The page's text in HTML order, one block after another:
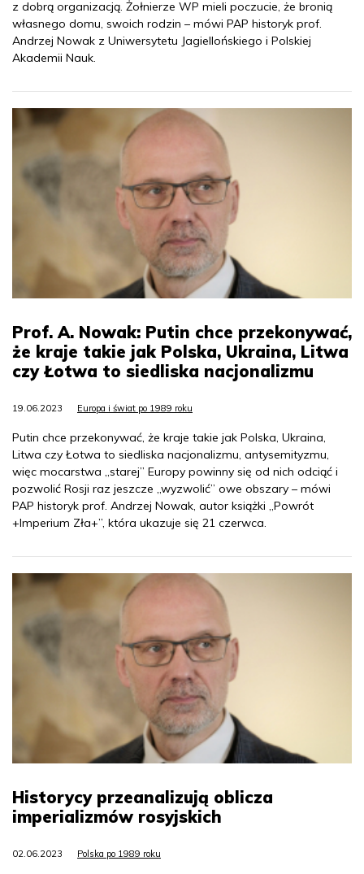
z dobrą organizacją. Żołnierze WP mieli poczucie, że bronią
własnego domu, swoich rodzin – mówi PAP historyk prof.
Andrzej Nowak z Uniwersytetu Jagiellońskiego i Polskiej
Akademii Nauk.
Prof. A. Nowak: Putin chce przekonywać,
że kraje takie jak Polska, Ukraina, Litwa
czy Łotwa to siedliska nacjonalizmu
19.06.2023 Europa i świat po 1989 roku
Putin chce przekonywać, że kraje takie jak Polska, Ukraina,
Litwa czy Łotwa to siedliska nacjonalizmu, antysemityzmu,
więc mocarstwa „starej” Europy powinny się od nich odciąć i
pozwolić Rosji raz jeszcze „wyzwolić” owe obszary – mówi
PAP historyk prof. Andrzej Nowak, autor książki „Powrót
+Imperium Zła+”, która ukazuje się 21 czerwca.
Historycy przeanalizują oblicza
imperializmów rosyjskich
02.06.2023 Polska po 1989 roku